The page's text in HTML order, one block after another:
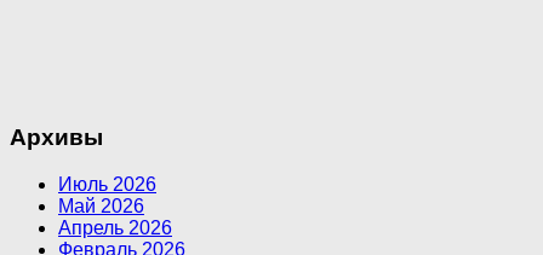
Архивы
Июль 2026
Май 2026
Апрель 2026
Февраль 2026